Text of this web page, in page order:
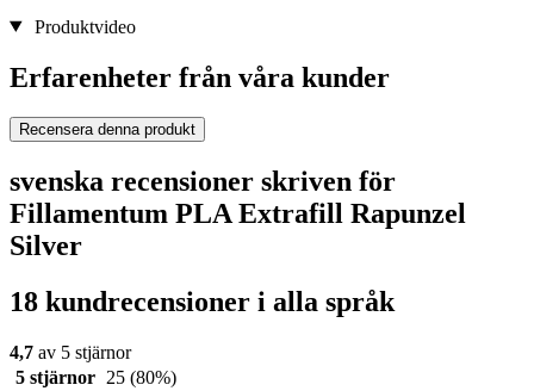
Produktvideo
Erfarenheter från våra kunder
Recensera denna produkt
svenska recensioner skriven för
Fillamentum PLA Extrafill Rapunzel
Silver
18 kundrecensioner i alla språk
4,7 av 5 stjärnor
5 stjärnor
25 (80%)